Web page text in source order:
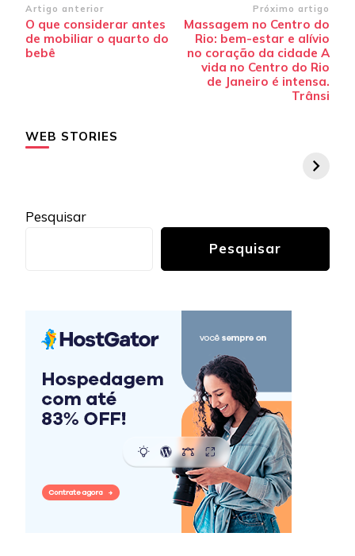
Navegação
de
post
Artigo anterior
O que considerar antes
de mobiliar o quarto do
bebê
Próximo artigo
Massagem no Centro do
Rio: bem-estar e alívio
no coração da cidade A
vida no Centro do Rio
de Janeiro é intensa.
Trânsi
WEB STORIES
Pesquisar
Pesquisar